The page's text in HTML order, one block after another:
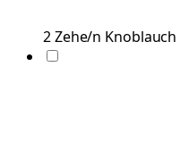
2Zehe/n Knoblauch